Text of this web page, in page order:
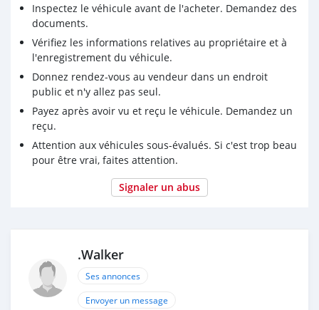
Inspectez le véhicule avant de l'acheter. Demandez des
documents.
Vérifiez les informations relatives au propriétaire et à
l'enregistrement du véhicule.
Donnez rendez-vous au vendeur dans un endroit
public et n'y allez pas seul.
Payez après avoir vu et reçu le véhicule. Demandez un
reçu.
Attention aux véhicules sous-évalués. Si c'est trop beau
pour être vrai, faites attention.
Signaler un abus
.Walker
Ses annonces
Envoyer un message